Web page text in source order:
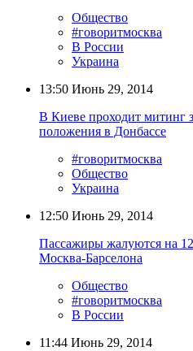
Общество
#говоритмосква
В России
Украина
13:50 Июнь 29, 2014
В Киеве проходит митинг
положения в Донбассе
#говоритмосква
Общество
Украина
12:50 Июнь 29, 2014
Пассажиры жалуются на
Москва-Барселона
Общество
#говоритмосква
В России
11:44 Июнь 29, 2014